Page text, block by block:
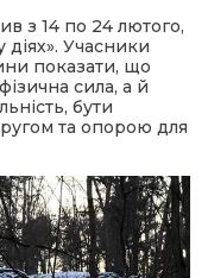
з 14 по 24 лютого,
Учасники
показати, що
сила, а й
бути
та опорою для